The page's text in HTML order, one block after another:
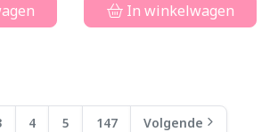
In winkelwagen
4 5 147 Volgende